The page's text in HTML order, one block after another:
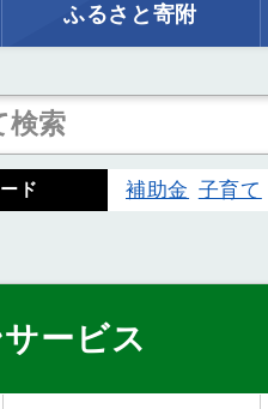
ふるさと寄附
ド 補助金 子育て
ービス